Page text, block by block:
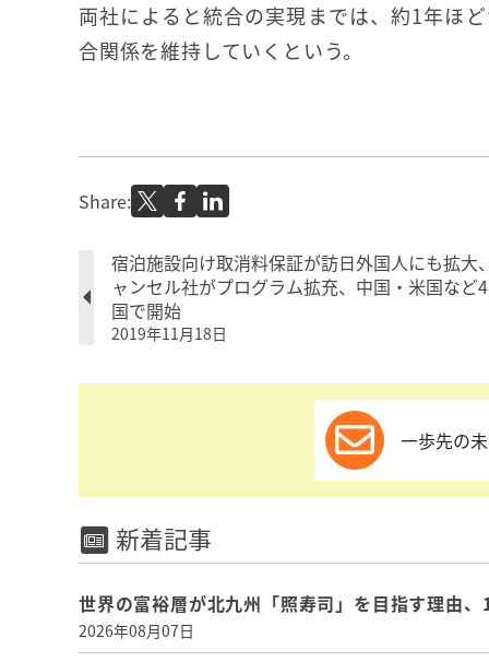
両社によると統合の実現までは、約1年ほ
合関係を維持していくという。
Share:
宿泊施設向け取消料保証が訪日外国人にも拡大
ャンセル社がプログラム拡充、中国・米国など
国で開始
2019年11月18日
一歩先の
新着記事
世界の富裕層が北九州「照寿司」を目指す理由
2026年08月07日